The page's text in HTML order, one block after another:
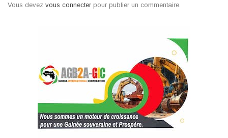
Vous devez vous connecter pour publier un commentaire.